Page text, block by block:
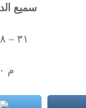
سمیع
۳۱ – ۸ – ۲۰۱۶
م ۰ کال